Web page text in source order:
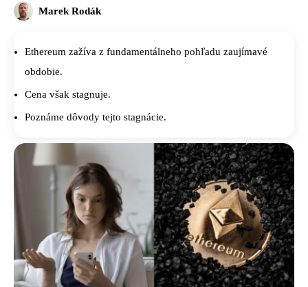
Marek Rodák
Ethereum zažíva z fundamentálneho pohľadu zaujímavé
obdobie.
Cena však stagnuje.
Poznáme dôvody tejto stagnácie.